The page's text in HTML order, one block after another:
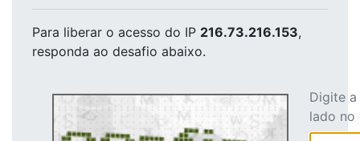
Para liberar o acesso do IP 216.73.216.153,
responda ao desafio abaixo.
Digite
lado no